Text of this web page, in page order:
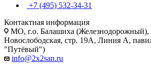
+7 (495) 532‑34‑31
Контактная информация
МО, г.о. Балашиха (Железнодорожный),
Новослободская, стр. 19А, Линия А,
"Путёвый")
info@2x2san.ru